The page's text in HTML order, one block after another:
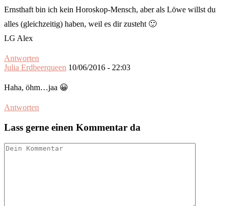
Ernsthaft bin ich kein Horoskop-Mensch, aber als Löwe willst du
alles (gleichzeitig) haben, weil es dir zusteht 🙂
LG Alex
Antworten
Julia Erdbeerqueen 10/06/2016 - 22:03
Haha, öhm…jaa 😀
Antworten
Lass gerne einen Kommentar da